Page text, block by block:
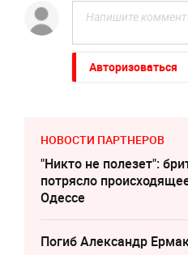
Авторизоваться
НОВОСТИ ПАРТНЕРОВ
"Никто не полезет":
потрясло
Одессе
Погиб Александр